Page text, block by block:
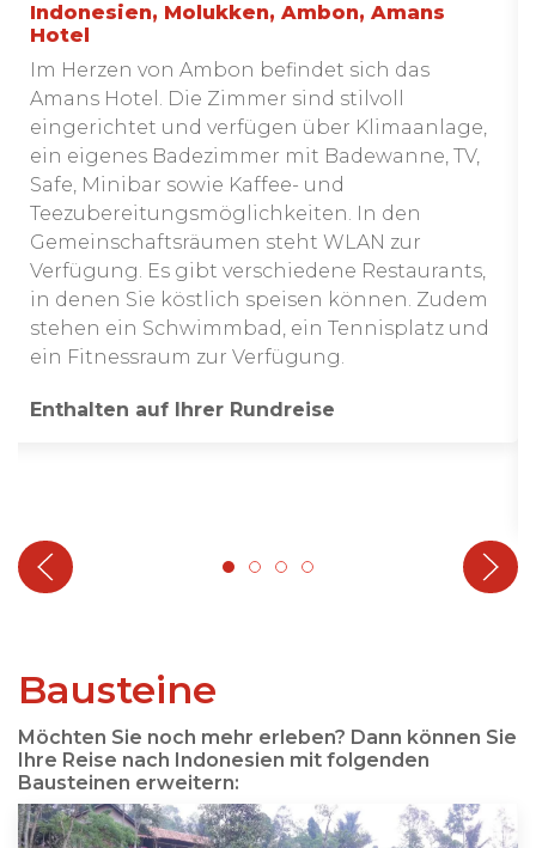
Indonesien, Molukken, Ambon, Amans
Hotel
Im Herzen von Ambon befindet sich das
Amans Hotel. Die Zimmer sind stilvoll
eingerichtet und verfügen über Klimaanlage,
ein eigenes Badezimmer mit Badewanne, TV,
Safe, Minibar sowie Kaffee- und
Teezubereitungsmöglichkeiten. In den
Gemeinschaftsräumen steht WLAN zur
Verfügung. Es gibt verschiedene Restaurants,
in denen Sie köstlich speisen können. Zudem
stehen ein Schwimmbad, ein Tennisplatz und
ein Fitnessraum zur Verfügung.
Enthalten auf Ihrer Rundreise
Bausteine
Möchten Sie noch mehr erleben? Dann können Sie
Ihre Reise nach Indonesien mit folgenden
Bausteinen erweitern: